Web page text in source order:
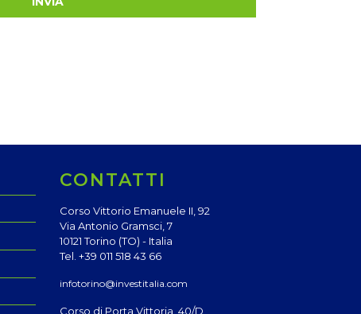
CONTATTI
Corso Vittorio Emanuele II, 92
Via Antonio Gramsci, 7
10121 Torino (TO) - Italia
Tel. +39 011 518 43 66
infotorino@investitalia.com
Corso di Porta Vittoria, 40/D